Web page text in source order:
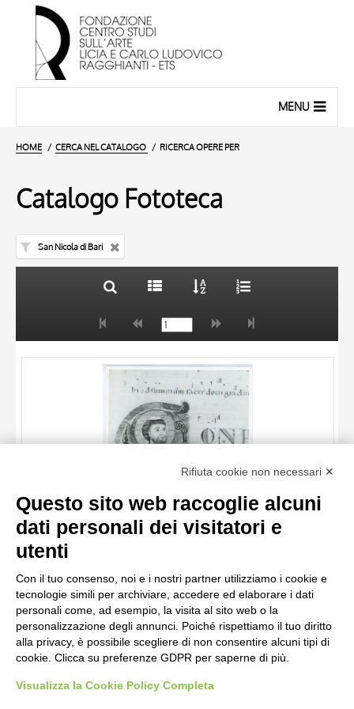
MENU
HOME CERCA NEL CATALOGO RICERCA OPERE PER
Catalogo Fototeca
San Nicola di Bari
AUTORE
OGGETTO
LOCALIZZAZIONE
20 RISULTATI
Anonimo italiano sec. XII , Iniziale C, Iniziale abitata, Santo
vescovo, San Nicola di Bari, Motivi decorativi fitomorfi
OGGETTO
LOCALIZZAZIONE
Rifiuta cookie non necessari ✕
Questo sito web raccoglie alcuni
dati personali dei visitatori e
utenti
Con il tuo consenso, noi e i nostri partner utilizziamo i cookie e
tecnologie simili per archiviare, accedere ed elaborare i dati
personali come, ad esempio, la visita al sito web o la
personalizzazione degli annunci. Poiché rispettiamo il tuo diritto
alla privacy, è possibile scegliere di non consentire alcuni tipi di
cookie. Clicca su preferenze GDPR per saperne di più.
Visualizza la Cookie Policy Completa